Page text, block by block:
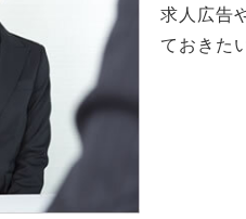
求人広告
ておきた